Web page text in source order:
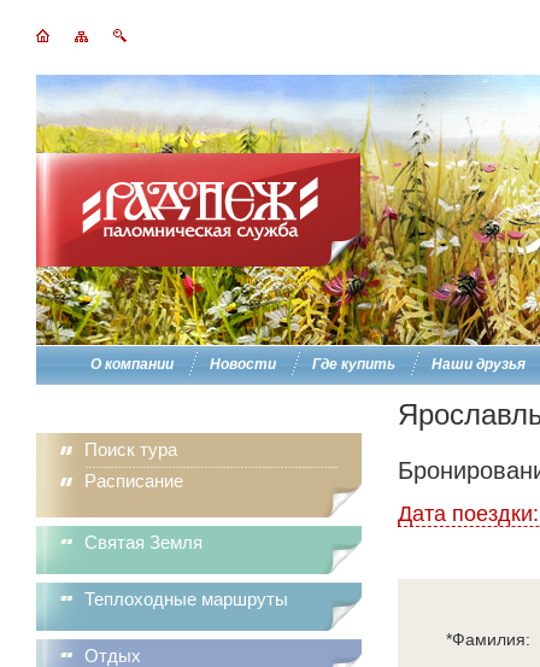
О компании Новости Где купить Наши друзья
Поиск тура
Расписание
Святая Земля
Теплоходные маршруты
Отдых
Дата
*Фамилия: